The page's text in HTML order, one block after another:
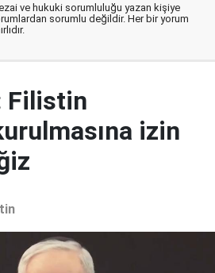
ve hukuki sorumluluğu yazan kişiye
sorumlu değildir. Her bir yorum
Filistin
izin